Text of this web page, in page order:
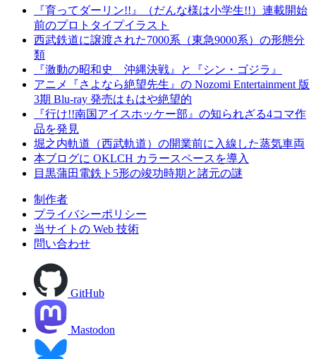
『育ってダーリン!!』（だんな様は小学生!!）連載開始
前のプロトタイプイラスト
西武鉄道に譲渡された7000系（東急9000系）の形態分
類
『激動の昭和史 沖縄決戦』と『シン・ゴジラ』
アニメ『さよなら絶望先生』の Nozomi Entertainment 版
3期 Blu-ray 発売はもはや絶望的
『行け!!南国アイスホッケー部』の知られざる4コマ作
品を発見
堀之内軌道（西武軌道）の開業前に入線した蒸気車両
本ブログに OKLCH カラースペースを導入
目黒蒲田電鉄ト5形の竣功時期と諸元の謎
制作者
プライバシーポリシー
当サイトの Web 技術
問い合わせ
GitHub
Mastodon